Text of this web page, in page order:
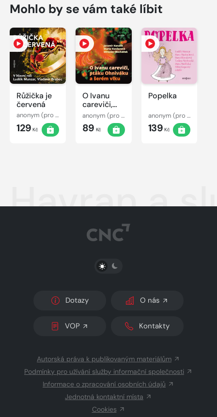
Mohlo by se vám také líbit
Růžička je
červená
anonym (pro Dilia)
129 Kč
O Ivanu
careviči,
ptáku
Ohniváku a
šerém vlku
anonym (pro Dilia)
89 Kč
Popelka
anonym (pro Dilia)
139 Kč
Havran a
PŘEPNOUT SVĚTLÝ/TMAVÝ REŽIM
Dotazy O nás
VOP Kontakty
Autorská práva k publikovaným materiálům
Podmínky pro užívání služby informační společnosti
Informace o zpracování osobních údajů
Jednotná kontaktní místa
Cookies